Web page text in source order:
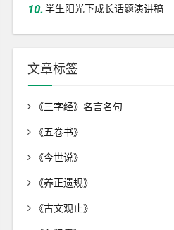
10.学生阳光下成长话题演讲稿
文章标签
《三字经》名言名句
《五卷书》
《今世说》
《养正遗规》
《古文观止》